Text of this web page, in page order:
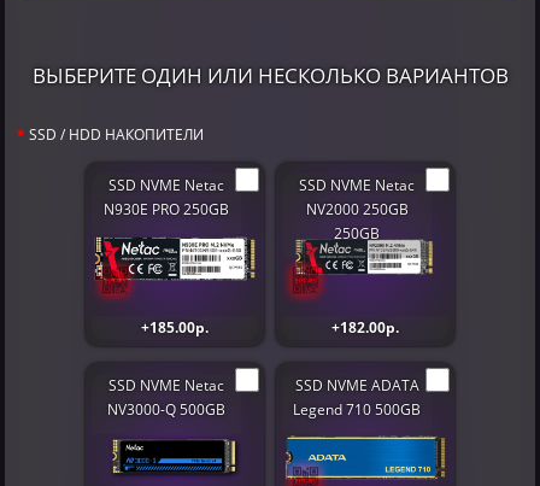
ВЫБЕРИТЕ ОДИН ИЛИ НЕСКОЛЬКО ВАРИАНТОВ
SSD / HDD НАКОПИТЕЛИ
SSD NVME Netac
N930E PRO 250GB
+185.00р.
SSD NVME Netac
NV2000 250GB
250GB
+182.00р.
SSD NVME Netac
NV3000-Q 500GB
SSD NVME ADATA
Legend 710 500GB